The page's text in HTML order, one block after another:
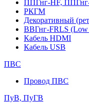
ППГнг-HF,
РКГМ
Декоративный
ВВГнг-FRLS (Low
Кабель HDMI
Кабель USB
ПВС
Провод ПВС
ПуВ, ПуГВ